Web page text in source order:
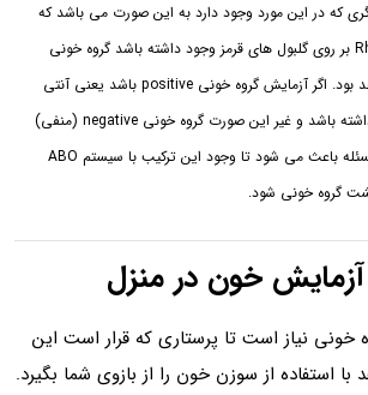
که در این مورد وجود دارد به این صورت می باشد که
در صورتی که Rh بر روی گلبول‌ های قرمز وجود داشته باشد گروه خونی
دارای Rh خواهد بود. اگر آزمایش گروه خونی positive باشد یعنی آنتی
ژن Rh وجود داشته باشد و غیر این صورت گروه خونی negative (منفی)
است. همین مسئله باعث می شود تا وجود این ترکیب با سیستم ABO
گروه خونی شود.
خون در منزل
خونی نیاز است تا پرستاری که قرار است این
با استفاده از سوزن خون را از بازوی شما بگیرد.